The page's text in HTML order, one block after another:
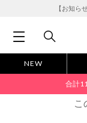
【お知ら
NEW
合計
こ